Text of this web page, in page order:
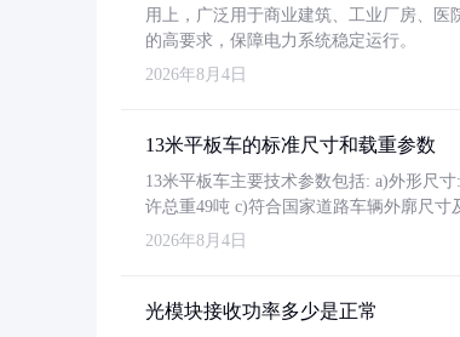
用上，广泛用于商业建筑、工业厂房、
的高要求，保障电力系统稳定运行。
2026年8月4日
13米平板车的标准尺寸和载重参数
13米平板车主要技术参数包括: a)外形尺
许总重49吨 c)符合国家道路车辆外廓尺寸
2026年8月4日
光模块接收功率多少是正常